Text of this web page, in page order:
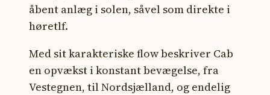
åbent anlæg i solen, såvel som direkte i
høretlf.
Med sit karakteriske flow beskriver Cab
en opvækst i konstant bevægelse, fra
Vestegnen, til Nordsjælland, og endelig